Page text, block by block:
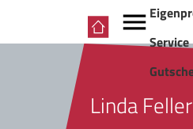
Service
Linda Feller